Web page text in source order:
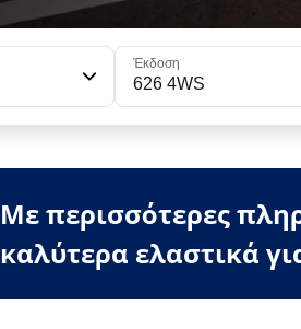
Έκδοση
626 4WS
Με περισσότερες
καλύτερα ελαστικά